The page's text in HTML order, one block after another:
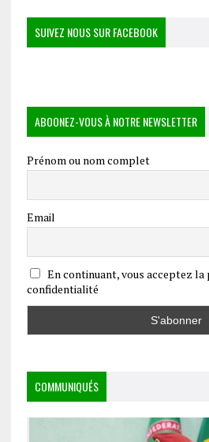
SUIVEZ NOUS SUR FACEBOOK
ABOONEZ-VOUS À NOTRE NEWSLETTER
Prénom ou nom complet
Email
En continuant, vous acceptez la
confidentialité
COMMUNIQUÉS